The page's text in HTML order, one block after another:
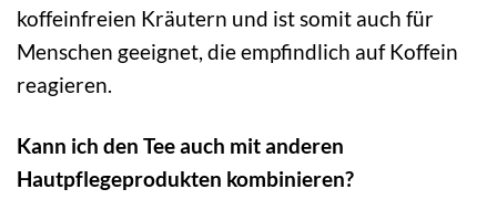
koffeinfreien Kräutern und ist somit auch für
Menschen geeignet, die empfindlich auf Koffein
reagieren.
Kann ich den Tee auch mit anderen
Hautpflegeprodukten kombinieren?